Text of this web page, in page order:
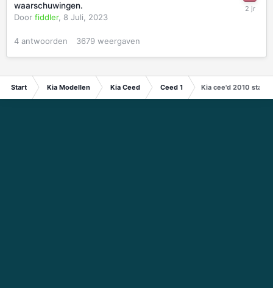
waarschuwingen.
Door fiddler, 8 Juli, 2023
4 antwoorden 3679 weergaven
Start Kia Modellen Kia Ceed Ceed 1 Kia cee'd 2010 start